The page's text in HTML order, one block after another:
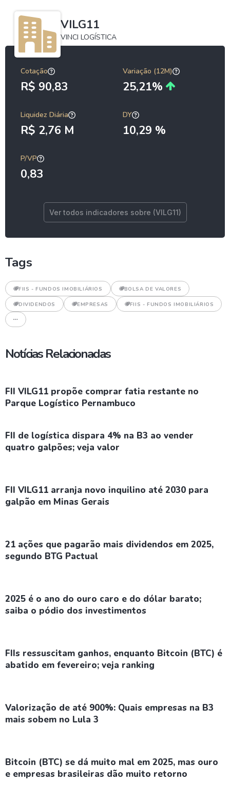
VILG11
VINCI LOGÍSTICA
Cotação
R$ 90,83
Variação (12M)
25,21%
Liquidez Diária
R$ 2,76 M
DY
10,29 %
P/VP
0,83
Ver todos indicadores sobre (VILG11)
Tags
FIIS - FUNDOS IMOBILIÁRIOS BOLSA DE VALORES
DIVIDENDOS EMPRESAS FIIS - FUNDOS IMOBILIÁRIOS
Notícias Relacionadas
FII VILG11 propõe comprar fatia restante no
Parque Logístico Pernambuco
FII de logística dispara 4% na B3 ao vender
quatro galpões; veja valor
FII VILG11 arranja novo inquilino até 2030 para
galpão em Minas Gerais
21 ações que pagarão mais dividendos em 2025,
segundo BTG Pactual
2025 é o ano do ouro caro e do dólar barato;
saiba o pódio dos investimentos
FIIs ressuscitam ganhos, enquanto Bitcoin (BTC) é
abatido em fevereiro; veja ranking
Valorização de até 900%: Quais empresas na B3
mais sobem no Lula 3
Bitcoin (BTC) se dá muito mal em 2025, mas ouro
e empresas brasileiras dão muito retorno